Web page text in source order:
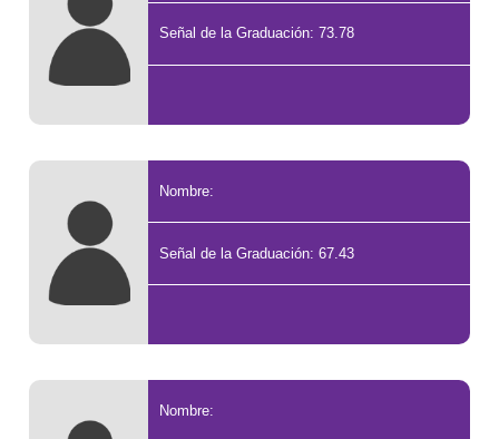
Señal de la Graduación: 73.78
Nombre:
Señal de la Graduación: 67.43
Nombre: